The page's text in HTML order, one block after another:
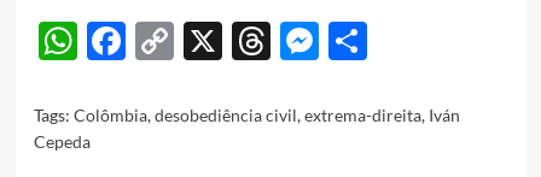
WhatsApp
Facebook
Copy
X Threads
Messenger
Share
Tags: Colômbia,desobediência civil,extrema-direita, Iván
Cepeda